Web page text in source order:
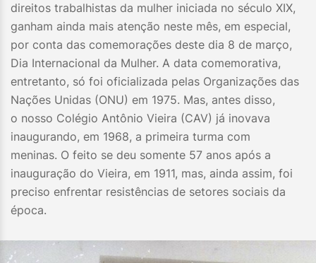
direitos trabalhistas da mulher iniciada no século XIX,
ganham ainda mais atenção neste mês, em especial,
por conta das comemorações deste dia 8 de março,
Dia Internacional da Mulher. A data comemorativa,
entretanto, só foi oficializada pelas Organizações das
Nações Unidas (ONU) em 1975. Mas, antes disso,
o nosso Colégio Antônio Vieira (CAV) já inovava
inaugurando, em 1968, a primeira turma com
meninas. O feito se deu somente 57 anos após a
inauguração do Vieira, em 1911, mas, ainda assim, foi
preciso enfrentar resistências de setores sociais da
época.